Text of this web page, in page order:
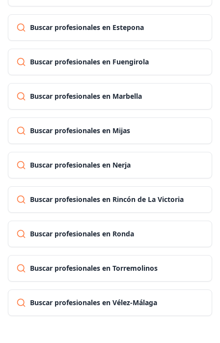
Buscar profesionales en Estepona
Buscar profesionales en Fuengirola
Buscar profesionales en Marbella
Buscar profesionales en Mijas
Buscar profesionales en Nerja
Buscar profesionales en Rincón de La Victoria
Buscar profesionales en Ronda
Buscar profesionales en Torremolinos
Buscar profesionales en Vélez-Málaga